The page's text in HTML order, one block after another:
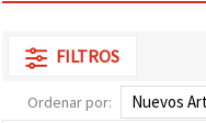
FILTROS
Ordenar por: